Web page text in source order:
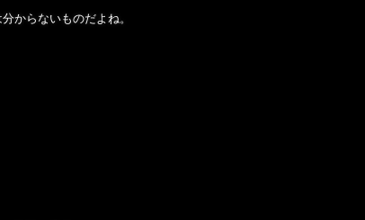
からないものだよね。